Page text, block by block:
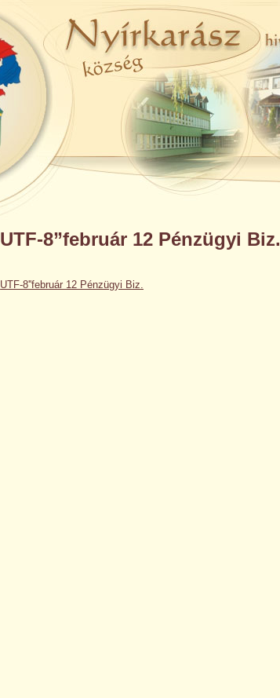
UTF-8”február 12 Pénzügyi Biz.
UTF-8''február 12 Pénzügyi Biz.